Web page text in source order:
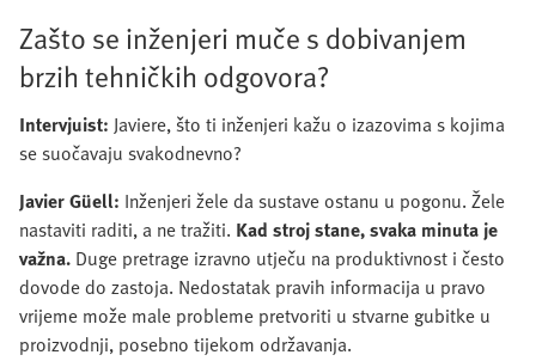
Zašto se inženjeri muče s dobivanjem
brzih tehničkih odgovora?
Intervjuist: Javiere, što ti inženjeri kažu o izazovima s kojima
se suočavaju svakodnevno?
Javier Güell: Inženjeri žele da sustave ostanu u pogonu. Žele
nastaviti raditi, a ne tražiti. Kad stroj stane, svaka minuta je
važna. Duge pretrage izravno utječu na produktivnost i često
dovode do zastoja. Nedostatak pravih informacija u pravo
vrijeme može male probleme pretvoriti u stvarne gubitke u
proizvodnji, posebno tijekom održavanja.